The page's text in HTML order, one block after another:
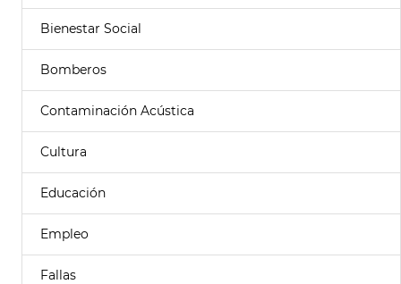
Bienestar Social
Bomberos
Contaminación Acústica
Cultura
Educación
Empleo
Fallas